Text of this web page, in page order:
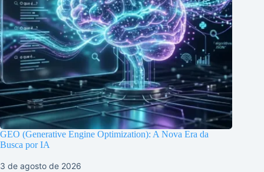
GEO (Generative Engine Optimization): A Nova Era da
Busca por IA
3 de agosto de 2026